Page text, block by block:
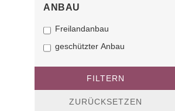
ANBAU
Freilandanbau
geschützter Anbau
FILTERN
ZURÜCKSETZEN